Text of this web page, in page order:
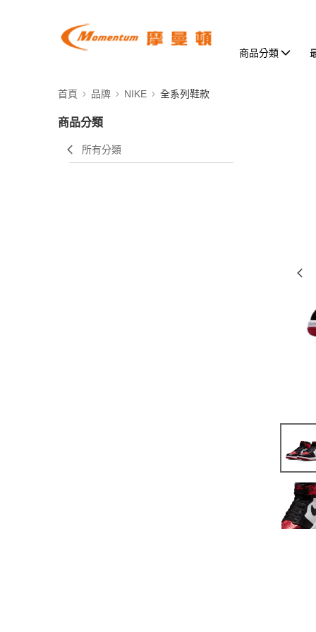
商品分類
首頁 品牌 NIKE 全系列鞋款
商品分類
所有分類